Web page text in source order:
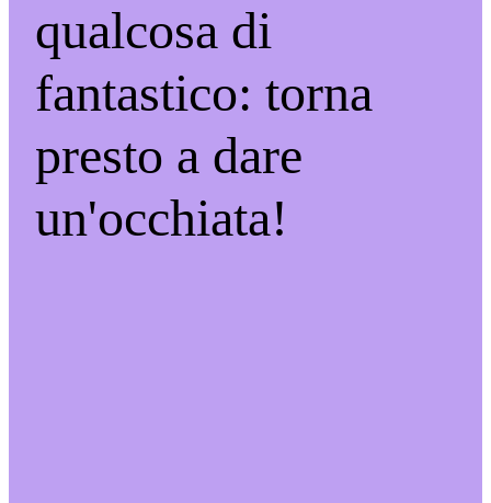
qualcosa di
fantastico: torna
presto a dare
un'occhiata!